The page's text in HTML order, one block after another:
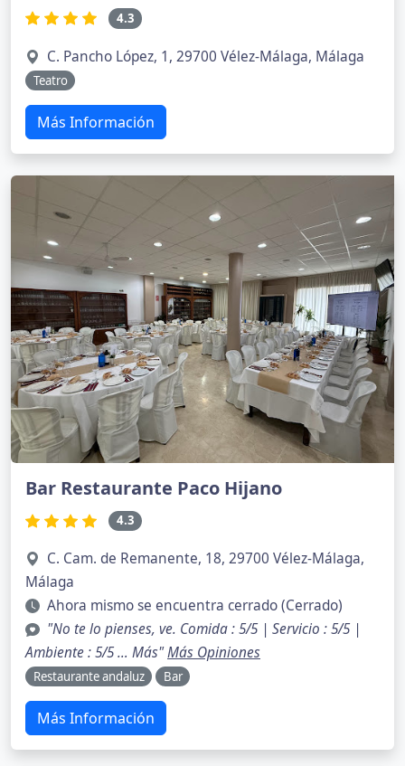
4.3
C. Pancho López, 1, 29700 Vélez-Málaga, Málaga
Teatro
Más Información
Bar Restaurante Paco Hijano
4.3
C. Cam. de Remanente, 18, 29700 Vélez-Málaga,
Málaga
Ahora mismo se encuentra cerrado (Cerrado)
"No te lo pienses, ve. Comida : 5/5 | Servicio : 5/5 |
Ambiente : 5/5 … Más"Más Opiniones
Restaurante andaluz Bar
Más Información